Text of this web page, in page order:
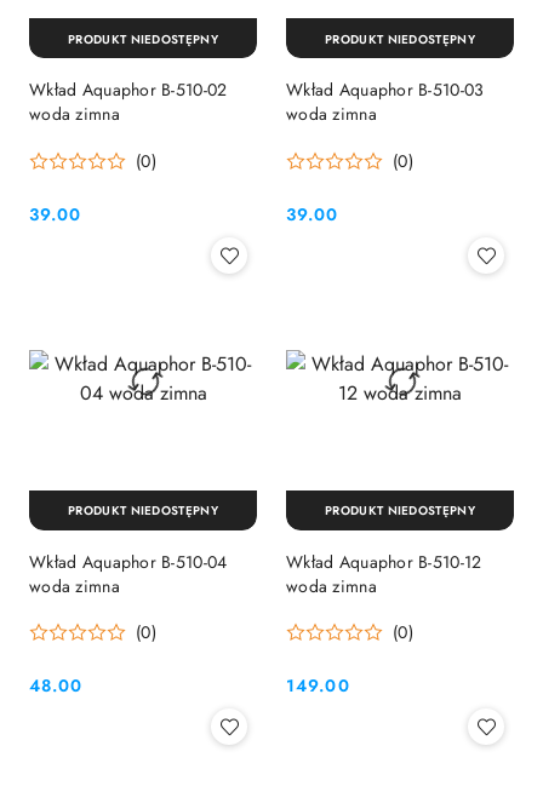
Wkład Aquaphor B-510-02
woda zimna
(0)
Cena:
39.00
PRODUKT NIEDOSTĘPNY
Wkład Aquaphor B-510-03
woda zimna
(0)
Cena:
39.00
PRODUKT NIEDOSTĘPNY
Wkład Aquaphor B-510-04
woda zimna
(0)
Cena:
48.00
PRODUKT NIEDOSTĘPNY
Wkład Aquaphor B-510-12
woda zimna
(0)
Cena:
149.00
PRODUKT NIEDOSTĘPNY